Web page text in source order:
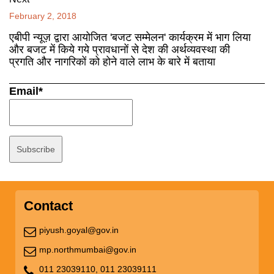
February 2, 2018
एबीपी न्यूज़ द्वारा आयोजित 'बजट सम्मेलन' कार्यक्रम में भाग लिया
और बजट में किये गये प्रावधानों से देश की अर्थव्यवस्था की
प्रगति और नागरिकों को होने वाले लाभ के बारे में बताया
Email*
Contact
piyush.goyal@gov.in
mp.northmumbai@gov.in
011 23039110, 011 23039111